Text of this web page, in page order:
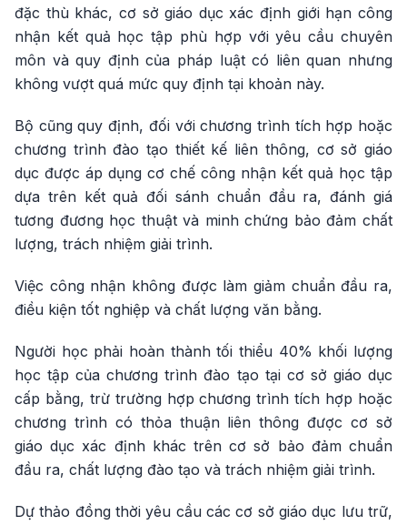
đặc thù khác, cơ sở giáo dục xác định giới hạn công
nhận kết quả học tập phù hợp với yêu cầu chuyên
môn và quy định của pháp luật có liên quan nhưng
không vượt quá mức quy định tại khoản này.
Bộ cũng quy định, đối với chương trình tích hợp hoặc
chương trình đào tạo thiết kế liên thông, cơ sở giáo
dục được áp dụng cơ chế công nhận kết quả học tập
dựa trên kết quả đối sánh chuẩn đầu ra, đánh giá
tương đương học thuật và minh chứng bảo đảm chất
lượng, trách nhiệm giải trình.
Việc công nhận không được làm giảm chuẩn đầu ra,
điều kiện tốt nghiệp và chất lượng văn bằng.
Người học phải hoàn thành tối thiểu 40% khối lượng
học tập của chương trình đào tạo tại cơ sở giáo dục
cấp bằng, trừ trường hợp chương trình tích hợp hoặc
chương trình có thỏa thuận liên thông được cơ sở
giáo dục xác định khác trên cơ sở bảo đảm chuẩn
đầu ra, chất lượng đào tạo và trách nhiệm giải trình.
Dự thảo đồng thời yêu cầu các cơ sở giáo dục lưu trữ,